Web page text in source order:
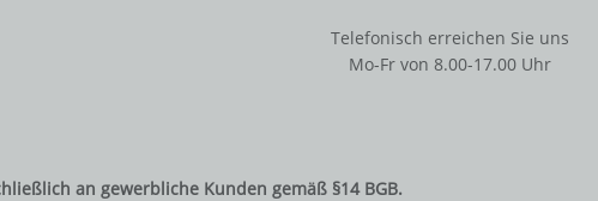
Telefonisch erreichen Sie uns
Mo-Fr von 8.00-17.00 Uhr
an gewerbliche Kunden gemäß §14 BGB.